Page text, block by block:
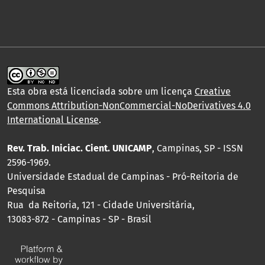
Esta obra está licenciada sobre um licença Creative
Commons Attribution-NonCommercial-NoDerivatives 4.0
International License.
Rev. Trab. Iniciac. Cient. UNICAMP, Campinas, SP - ISSN
2596-1969.
Universidade Estadual de Campinas - Pró-Reitoria de
Pesquisa
Rua da Reitoria, 121 - Cidade Universitária,
13083-872 - Campinas - SP - Brasil